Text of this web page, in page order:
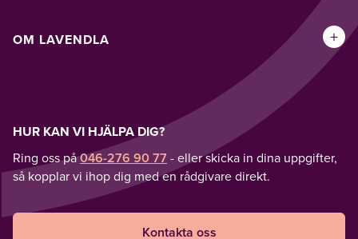
OM LAVENDLA +
HUR KAN VI HJÄLPA DIG?
Ring oss på046-276 90 77 - eller skicka in dina uppgifter,
så kopplar vi ihop dig med en rådgivare direkt.
Kontakta oss